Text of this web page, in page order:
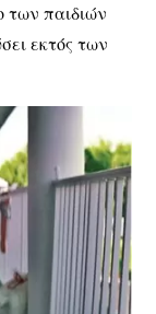
των παιδιών
εκτός των